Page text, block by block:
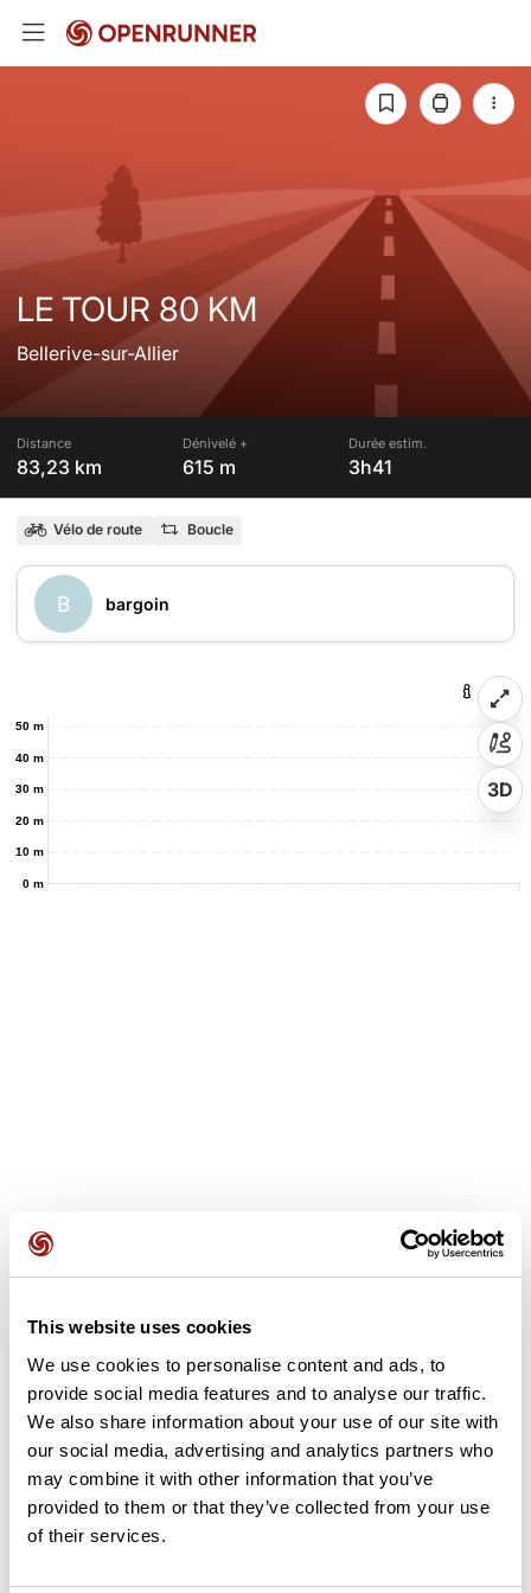
This website uses cookies
We use cookies to personalise content and ads, to
provide social media features and to analyse our traffic.
We also share information about your use of our site with
our social media, advertising and analytics partners who
may combine it with other information that you’ve
provided to them or that they’ve collected from your use
of their services.
LE TOUR 80 KM
Bellerive-sur-Allier
Distance
83,23 km
Dénivelé +
615 m
Durée estim.
3h41
Vélo de route Boucle
B bargoin
0 m
10 m
20 m
30 m
40 m
50 m
3D
Ajouter un avis
Découvrez ce parcours de vélo de 83,2 km à proximité de